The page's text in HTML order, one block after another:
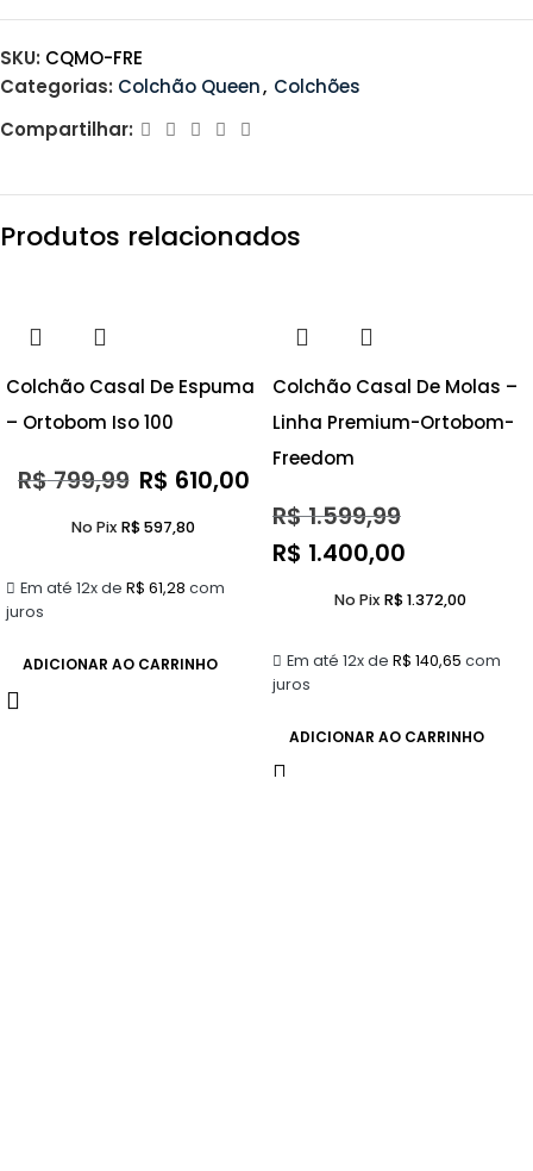
SKU: CQMO-FRE
Categorias: Colchão Queen, Colchões
Compartilhar:
Produtos relacionados
Colchão Casal De Espuma
– Ortobom Iso 100
R$799,99 R$ 610,00
Em até 12x de R$ 61,28 com
juros
No Pix R$597,80
ADICIONAR AO CARRINHO
Colchão Casal De Molas –
Linha Premium-Ortobom-
Freedom
R$1.599,99
R$ 1.400,00
Em até 12x de R$ 140,65 com
juros
No Pix R$1.372,00
ADICIONAR AO CARRINHO